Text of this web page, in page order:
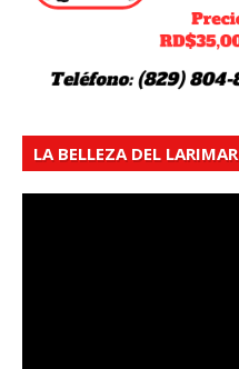
LA BELLEZA DEL LARIMAR